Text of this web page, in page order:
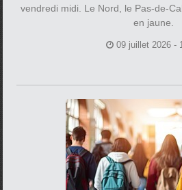
vendredi midi. Le Nord, le Pas-de-
en jaune.
09 juillet 2026 -